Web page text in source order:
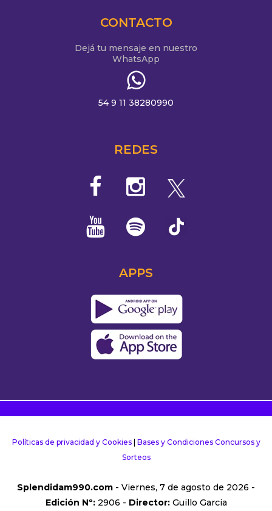
CONTACTO
Dejá tu mensaje en nuestro
WhatsApp
54 9 11 38280990
REDES
APPS
Políticas de privacidad y Cookies| Bases y Condiciones Concursos y
Sorteos
Splendidam990.com - Viernes, 7 de agosto de 2026 -
Edición Nº:2906 - Director:Guillo Garcia